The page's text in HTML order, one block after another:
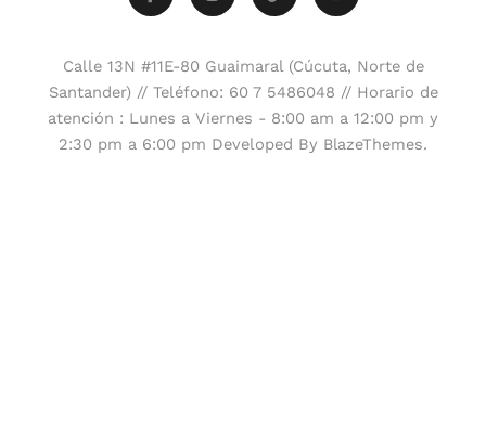
Calle 13N #11E-80 Guaimaral (Cúcuta, Norte de
Santander) // Teléfono: 60 7 5486048 // Horario de
atención : Lunes a Viernes - 8:00 am a 12:00 pm y
2:30 pm a 6:00 pm Developed By BlazeThemes.